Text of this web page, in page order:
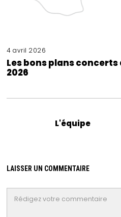
4 avril 2026
Les bons plans
2026
L'équipe
LAISSER UN COMMENTAIRE